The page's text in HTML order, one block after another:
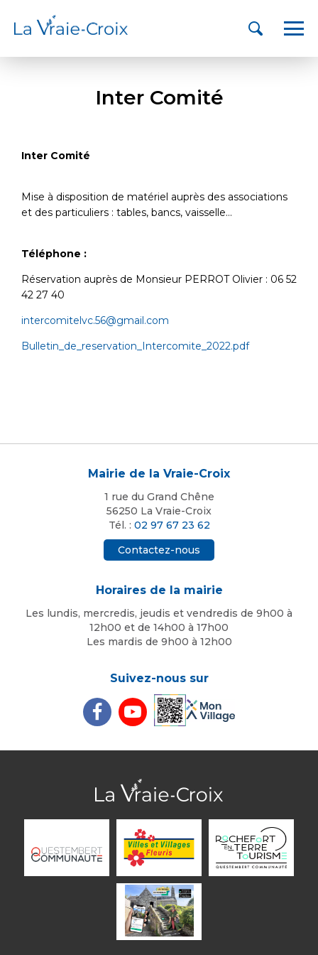
Inter Comité
Inter Comité
Mise à disposition de matériel auprès des associations
et des particuliers : tables, bancs, vaisselle…
Téléphone :
Réservation auprès de Monsieur PERROT Olivier : 06 52
42 27 40
intercomitelvc.56@gmail.com
Bulletin_de_reservation_Intercomite_2022.pdf
Mairie de la Vraie-Croix
1 rue du Grand Chêne
56250 La Vraie-Croix
Tél. : 02 97 67 23 62
Contactez-nous
Horaires de la mairie
Les lundis, mercredis, jeudis et vendredis de 9h00 à
12h00 et de 14h00 à 17h00
Les mardis de 9h00 à 12h00
Suivez-nous sur